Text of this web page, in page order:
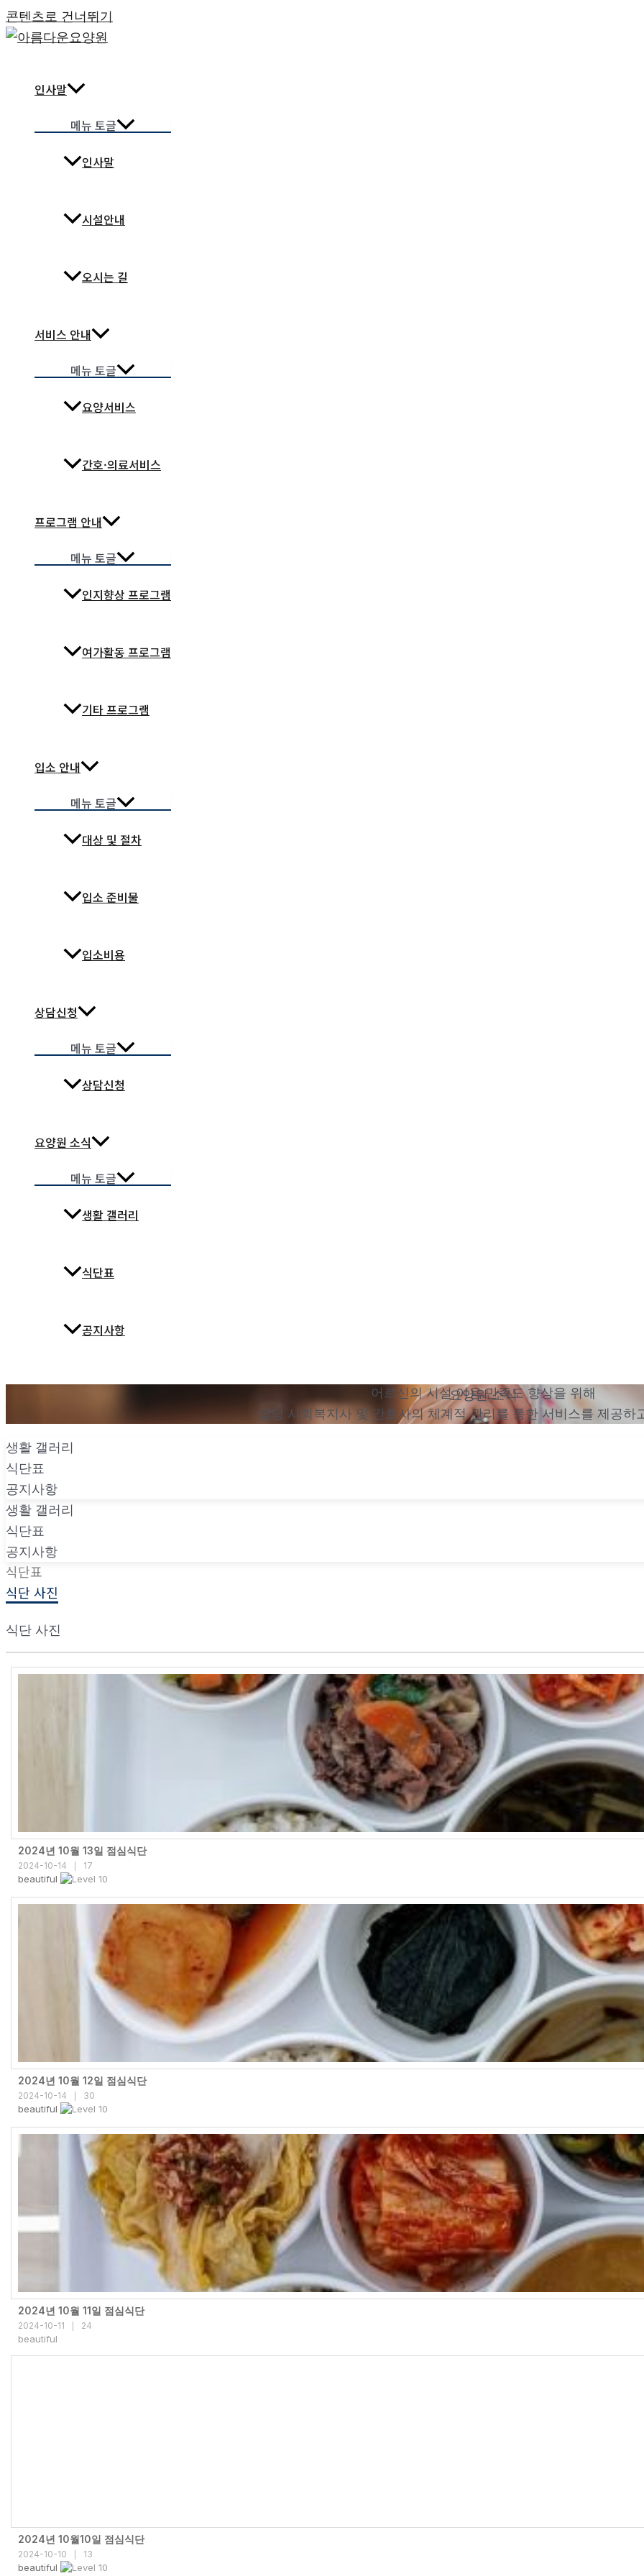
콘텐츠로 건너뛰기
인사말
메뉴 토글
인사말
시설안내
오시는 길
서비스 안내
메뉴 토글
요양서비스
간호·의료서비스
프로그램 안내
메뉴 토글
인지향상 프로그램
여가활동 프로그램
기타 프로그램
입소 안내
메뉴 토글
대상 및 절차
입소 준비물
입소비용
상담신청
메뉴 토글
상담신청
요양원 소식
메뉴 토글
생활 갤러리
식단표
공지사항
요양원 소식
어르신의 시설 이용 만족도 향상을 위해
담당 사회복지사 및 간호사의 체계적 관리를 통한 서비스를 제공하
생활 갤러리
식단표
공지사항
생활 갤러리
식단표
공지사항
식단표
식단 사진
식단 사진
2024년 10월 13일 점심식단
2024-10-14 17
beautiful
2024년 10월 12일 점심식단
2024-10-14 30
beautiful
2024년 10월 11일 점심식단
2024-10-11 24
beautiful
2024년 10월10일 점심식단
2024-10-10 13
beautiful